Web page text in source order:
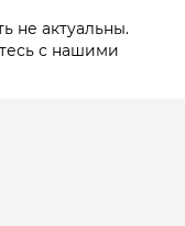
не актуальны.
с нашими